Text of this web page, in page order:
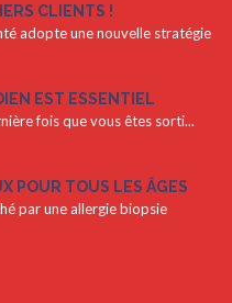
CLIENTS !
adopte une nouvelle stratégie
EST ESSENTIEL
fois que vous êtes sorti...
POUR TOUS LES ÂGES
par une allergie biopsie